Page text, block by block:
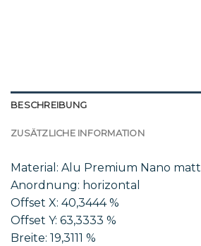
BESCHREIBUNG
ZUSÄTZLICHE INFORMATION
Material: Alu Premium Nano matt
Anordnung: horizontal
Offset X: 40,3444 %
Offset Y: 63,3333 %
Breite: 19,3111 %